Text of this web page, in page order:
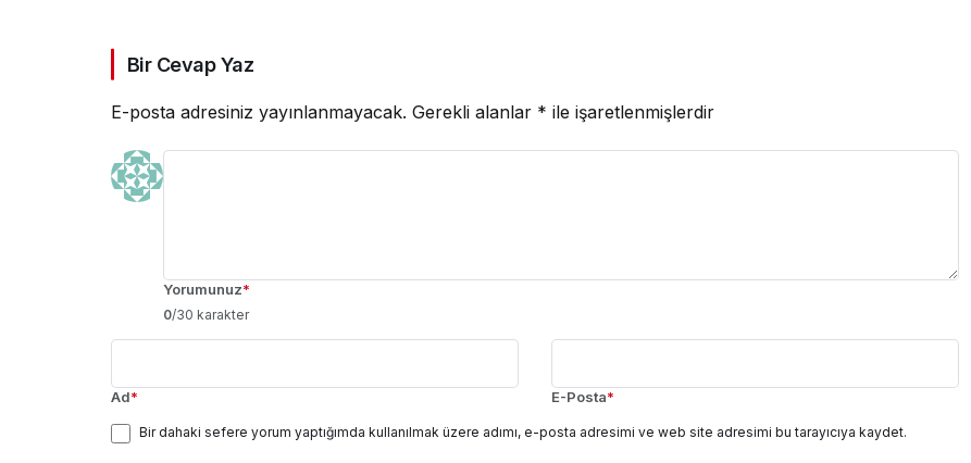
Bir Cevap Yaz
E-posta adresiniz yayınlanmayacak. Gerekli alanlar * ile işaretlenmişlerdir
Yorumunuz*
0/30 karakter
Ad* E-Posta*
Bir dahaki sefere yorum yaptığımda kullanılmak üzere adımı, e-posta adresimi ve web site adresimi bu tarayıcıya kaydet.